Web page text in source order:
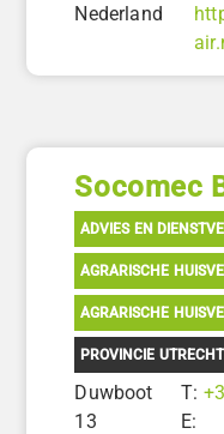
Nederland
Socomec
ADVIES EN
AGRARISCHE
AGRARISCHE
PROVINCIE UTRECHT
Duwboot
13
T:
E: